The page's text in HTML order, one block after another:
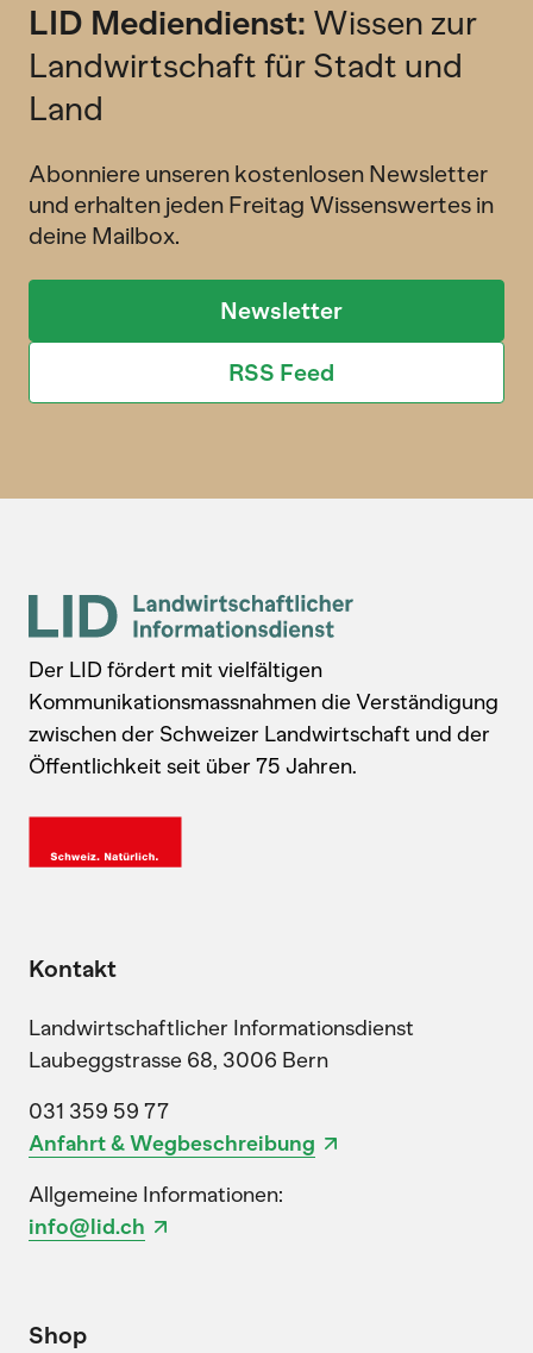
LID Mediendienst: Wissen zur
Landwirtschaft für Stadt und
Land
Abonniere unseren kostenlosen Newsletter
und erhalten jeden Freitag Wissenswertes in
deine Mailbox.
Newsletter
RSS Feed
Der LID fördert mit vielfältigen
Kommunikationsmassnahmen die Verständigung
zwischen der Schweizer Landwirtschaft und der
Öffentlichkeit seit über 75 Jahren.
Kontakt
Landwirtschaftlicher Informationsdienst
Laubeggstrasse 68, 3006 Bern
031 359 59 77
Anfahrt & Wegbeschreibung
Allgemeine Informationen:
info@lid.ch
Shop